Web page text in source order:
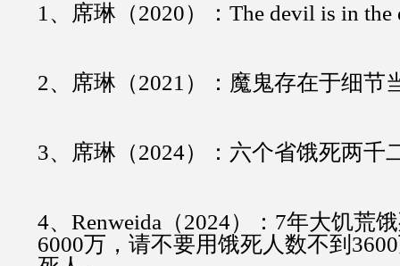
1、席琳（2020）： The devil is in the
2、席琳（2021）： 魔鬼存在于细节
3、席琳（2024）： 六个省饿死两千
4、Renweida（2024）： 7年大饥荒
6000万，请不要用饿死人数不到